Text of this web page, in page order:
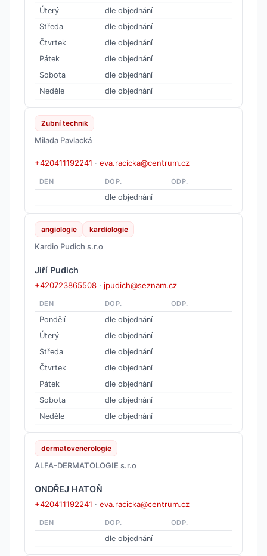
Úterý
dle objednání
Středa
dle objednání
Čtvrtek
dle objednání
Pátek
dle objednání
Sobota
dle objednání
Neděle
dle objednání
Zubní technik
Milada Pavlacká
+420411192241 · eva.racicka@centrum.cz
DEN DOP. ODP.
dle objednání
angiologie kardiologie
Kardio Pudich s.r.o
Jiří Pudich
+420723865508 · jpudich@seznam.cz
DEN DOP. ODP.
Pondělí
dle objednání
Úterý
dle objednání
Středa
dle objednání
Čtvrtek
dle objednání
Pátek
dle objednání
Sobota
dle objednání
Neděle
dle objednání
dermatovenerologie
ALFA-DERMATOLOGIE s.r.o
ONDŘEJ HATOŇ
+420411192241 · eva.racicka@centrum.cz
DEN DOP. ODP.
dle objednání